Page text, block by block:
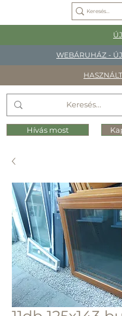
WEBÁRUHÁZ -
Hívás most